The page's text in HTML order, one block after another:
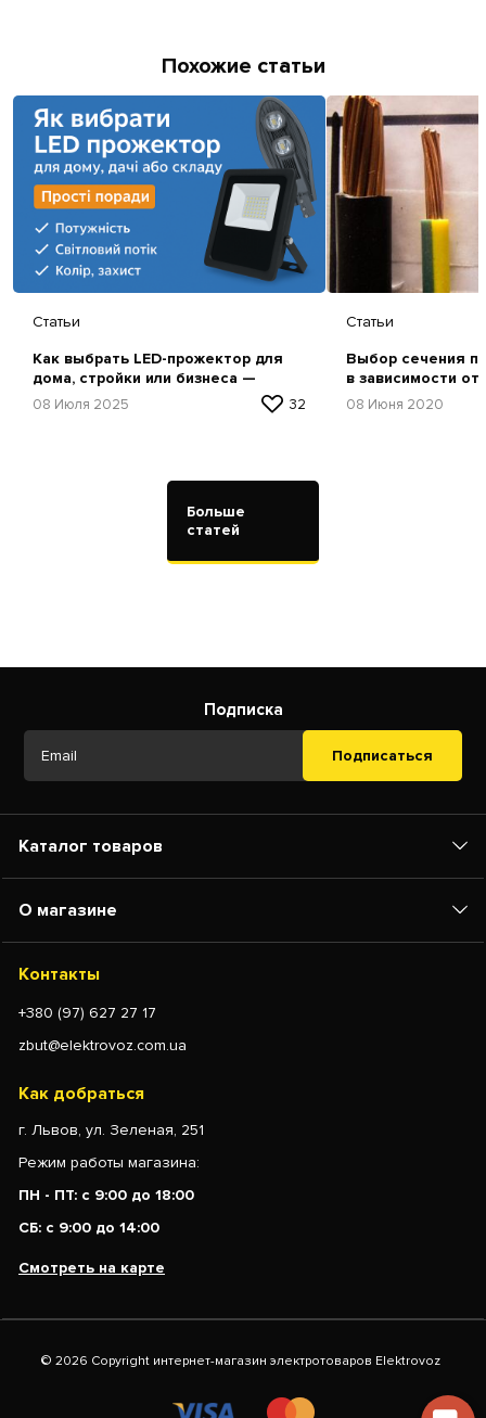
Похожие статьи
Статьи
Как выбрать LED-прожектор для
дома, стройки или бизнеса —
простая инструкция
08 Июля 2025 32
Статьи
Выбор сечения
в зависимости
08 Июня 2020
Больше
статей
Подписка
Подписаться
Каталог товаров
О магазине
Контакты
+380 (97) 627 27 17
zbut@elektrovoz.com.ua
Как добраться
г. Львов, ул. Зеленая, 251
Режим работы магазина:
ПН - ПТ: с 9:00 до 18:00
СБ: с 9:00 до 14:00
Смотреть на карте
© 2026 Copyright интернет-магазин электротоваров Elektrovoz